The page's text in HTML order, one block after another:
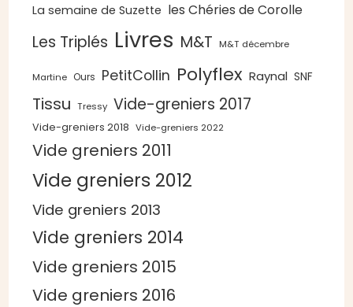
La semaine de Suzette les Chéries de Corolle
Les Triplés Livres M&T M&T décembre
Martine Ours PetitCollin Polyflex Raynal SNF
Tissu Tressy Vide-greniers 2017
Vide-greniers 2018 Vide-greniers 2022
Vide greniers 2011
Vide greniers 2012
Vide greniers 2013
Vide greniers 2014
Vide greniers 2015
Vide greniers 2016